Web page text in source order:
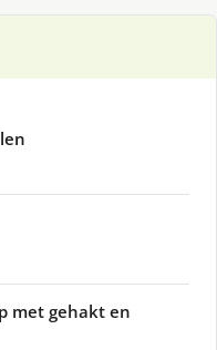
met gehakt en